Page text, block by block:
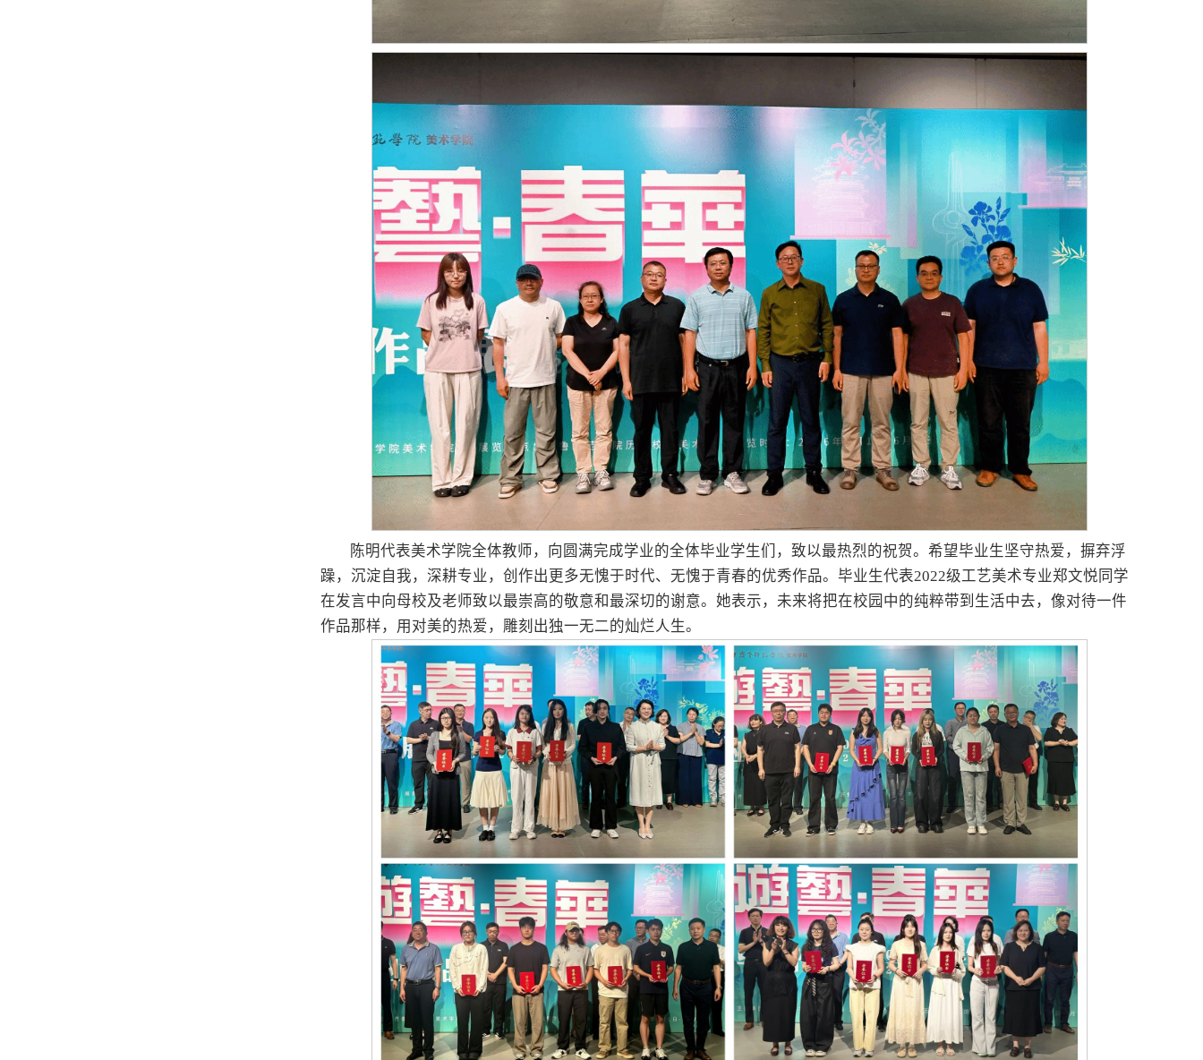
陈明代表美术学院全体教师，向圆满完成学业的全体毕业学生们，致以最热烈的祝贺。希望毕业生坚守热爱，摒弃浮
躁，沉淀自我，深耕专业，创作出更多无愧于时代、无愧于青春的优秀作品。毕业生代表2022级工艺美术专业郑文悦同学
在发言中向母校及老师致以最崇高的敬意和最深切的谢意。她表示，未来将把在校园中的纯粹带到生活中去，像对待一件
作品那样，用对美的热爱，雕刻出独一无二的灿烂人生。